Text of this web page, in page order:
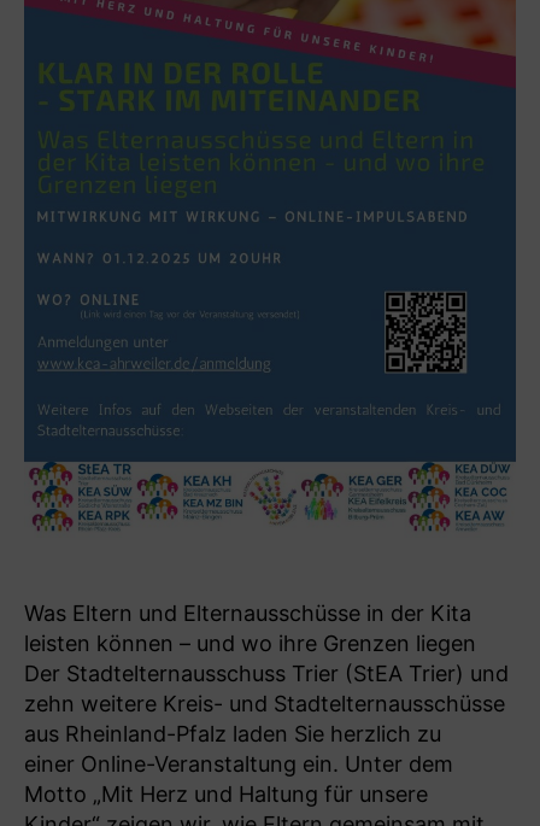
Was Eltern und Elternausschüsse in der Kita
leisten können – und wo ihre Grenzen liegen
Der Stadtelternausschuss Trier (StEA Trier) und
zehn weitere Kreis- und Stadtelternausschüsse
aus Rheinland-Pfalz laden Sie herzlich zu
einer Online-Veranstaltung ein. Unter dem
Motto „Mit Herz und Haltung für unsere